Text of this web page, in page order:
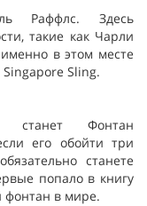
Раффлс. Здесь
такие как Чарли
в этом месте
Sling.
станет Фонтан
его обойти три
станете
попало в книгу
фонтан в мире.